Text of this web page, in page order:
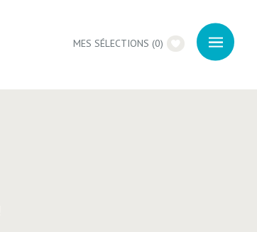
MES SÉLECTIONS (0)